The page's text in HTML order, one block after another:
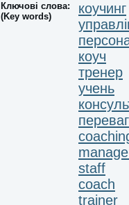
Ключові слова:
(Key words)
коучинг
коуч
тренер
учень
staff
coach
trainer